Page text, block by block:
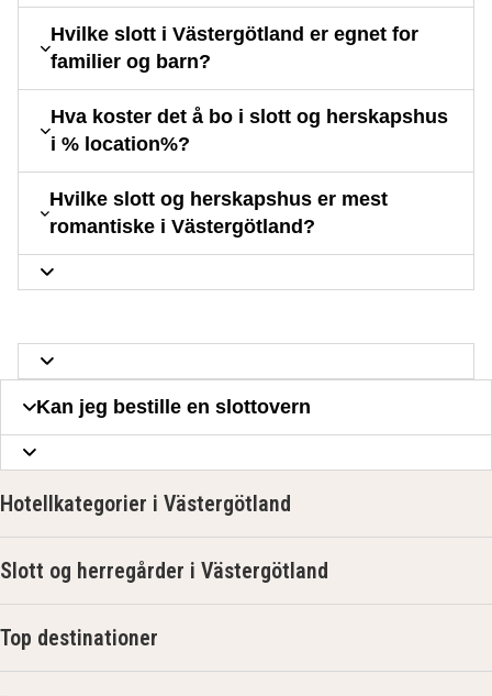
Hvilke slott i Västergötland er egnet for
familier og barn?
Hva koster det å bo i slott og herskapshus
i % location%?
Hvilke slott og herskapshus er mest
romantiske i Västergötland?
Kan jeg bestille en slottovern
Hotellkategorier i Västergötland
Slott og herregårder i Västergötland
Top destinationer